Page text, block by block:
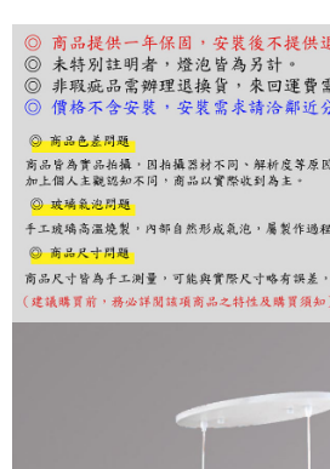
【「AFTEE先享後付」結帳流程】
１．於結帳方式選擇「AFTEE先享後付」後，
結帳頁面，進行簡訊認證並確認金額後，即可
２．訂單成立數日內，您將收到繳費通知簡訊。
３．收到繳費通知簡訊後14天內，點擊此簡訊
ATM／網路銀行／等多元方式進行付款，方視
※ 請注意：結帳手續完成當下不需立刻繳費，
購買商品的店家。未經商家同意取消之訂單仍
後付繳納相關費用。
※ 交易是否成功請以「AFTEE先享後付 」之結
是否繳費成功／繳費後需取消欲退款等相關疑
客戶支援中心」
https://
權轉讓予恩沛科技股份有限公司。
２．關於個人資料處理事宜，請瀏覽以下網址：
https://aftee.tw/terms/#terms3
每筆NT$180，滿NT$5,000(含以上)免運